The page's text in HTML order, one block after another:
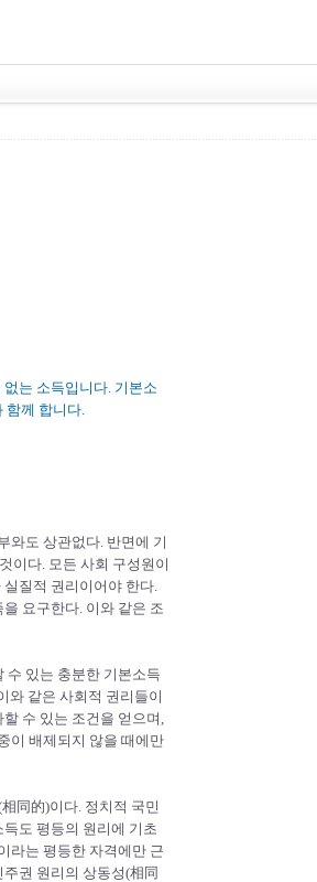
는 소득입니다. 기본소
께 합니다.
와도 상관없다. 반면에 기
이다. 모든 사회 구성원이
질적 권리이어야 한다.
요구한다. 이와 같은 조
수 있는 충분한 기본소득
와 같은 사회적 권리들이
수 있는 조건을 얻으며,
이 배제되지 않을 때에만
同的)이다. 정치적 국민
도 평등의 원리에 기초
라는 평등한 자격에만 근
권 원리의 상동성(相同